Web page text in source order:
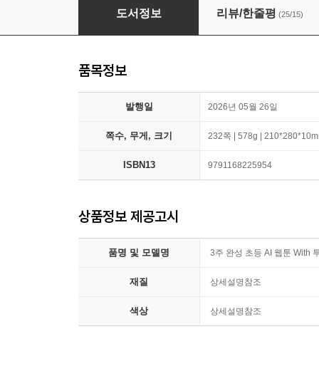
3주 완성 초등 AI 웹툰 With 투닝, 망고툰
도서정보 리뷰/한줄평 (25/15)
품목정보
발행일 2026년 05월 26일
쪽수, 무게, 크기 232쪽 | 578g |
ISBN13 9791168225954
상품정보 제공고시
품명 및 모델명 3주 완성 초등 AI 웹툰 With
재질 상세설명참조
색상 상세설명참조